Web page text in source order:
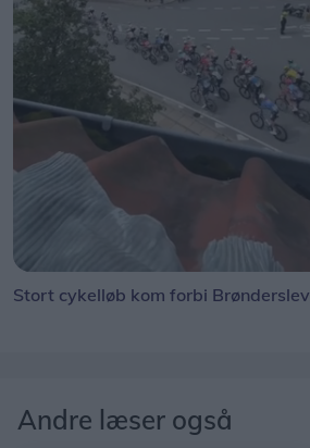
Stort cykelløb kom forbi Brønderslev
Andre læser også